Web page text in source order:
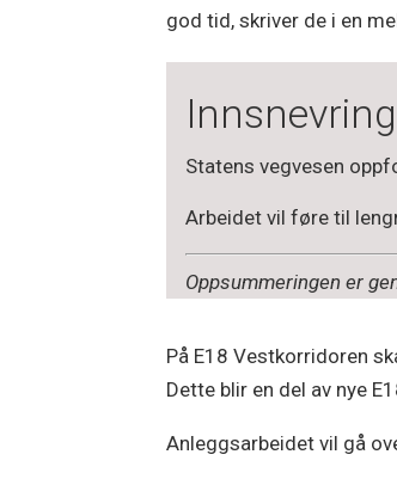
god tid, skriver de i en
Statens vegvesen
Arbeidet vil føre til
Oppsummeringen er
På E18 Vestkorridoren
Dette blir en del av nye
Anleggsarbeidet vil gå